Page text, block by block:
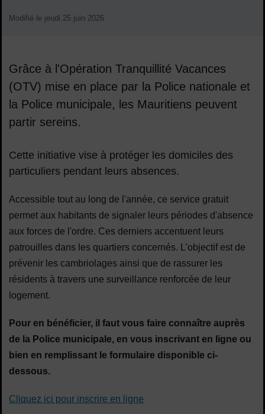
Modifié le jeudi 25 juin 2026
Grâce à l'Opération Tranquillité Vacances
(OTV) mise en place par la Police nationale et
la Police municipale, les Mauritiens peuvent
partir sereins.
Cette initiative vise à protéger les domiciles des
particuliers pendant leurs absences.
Accessible tout au long de l'année, ce service gratuit
permet aux habitants de signaler leurs périodes d'absence
aux forces de l'ordre. Ces derniers accentuent leurs
patrouilles dans les quartiers concernés. L'objectif est de
prévenir les cambriolages ainsi que de rassurer les
résidents à travers une surveillance renforcée de leur
logement.
Pour en bénéficier, il faut vous faire connaître auprès
de la Police municipale, en vous inscrivant en ligne ou
bien en remplissant le formulaire disponible ci-
dessous.
Cliquez ici pour inscrire en ligne